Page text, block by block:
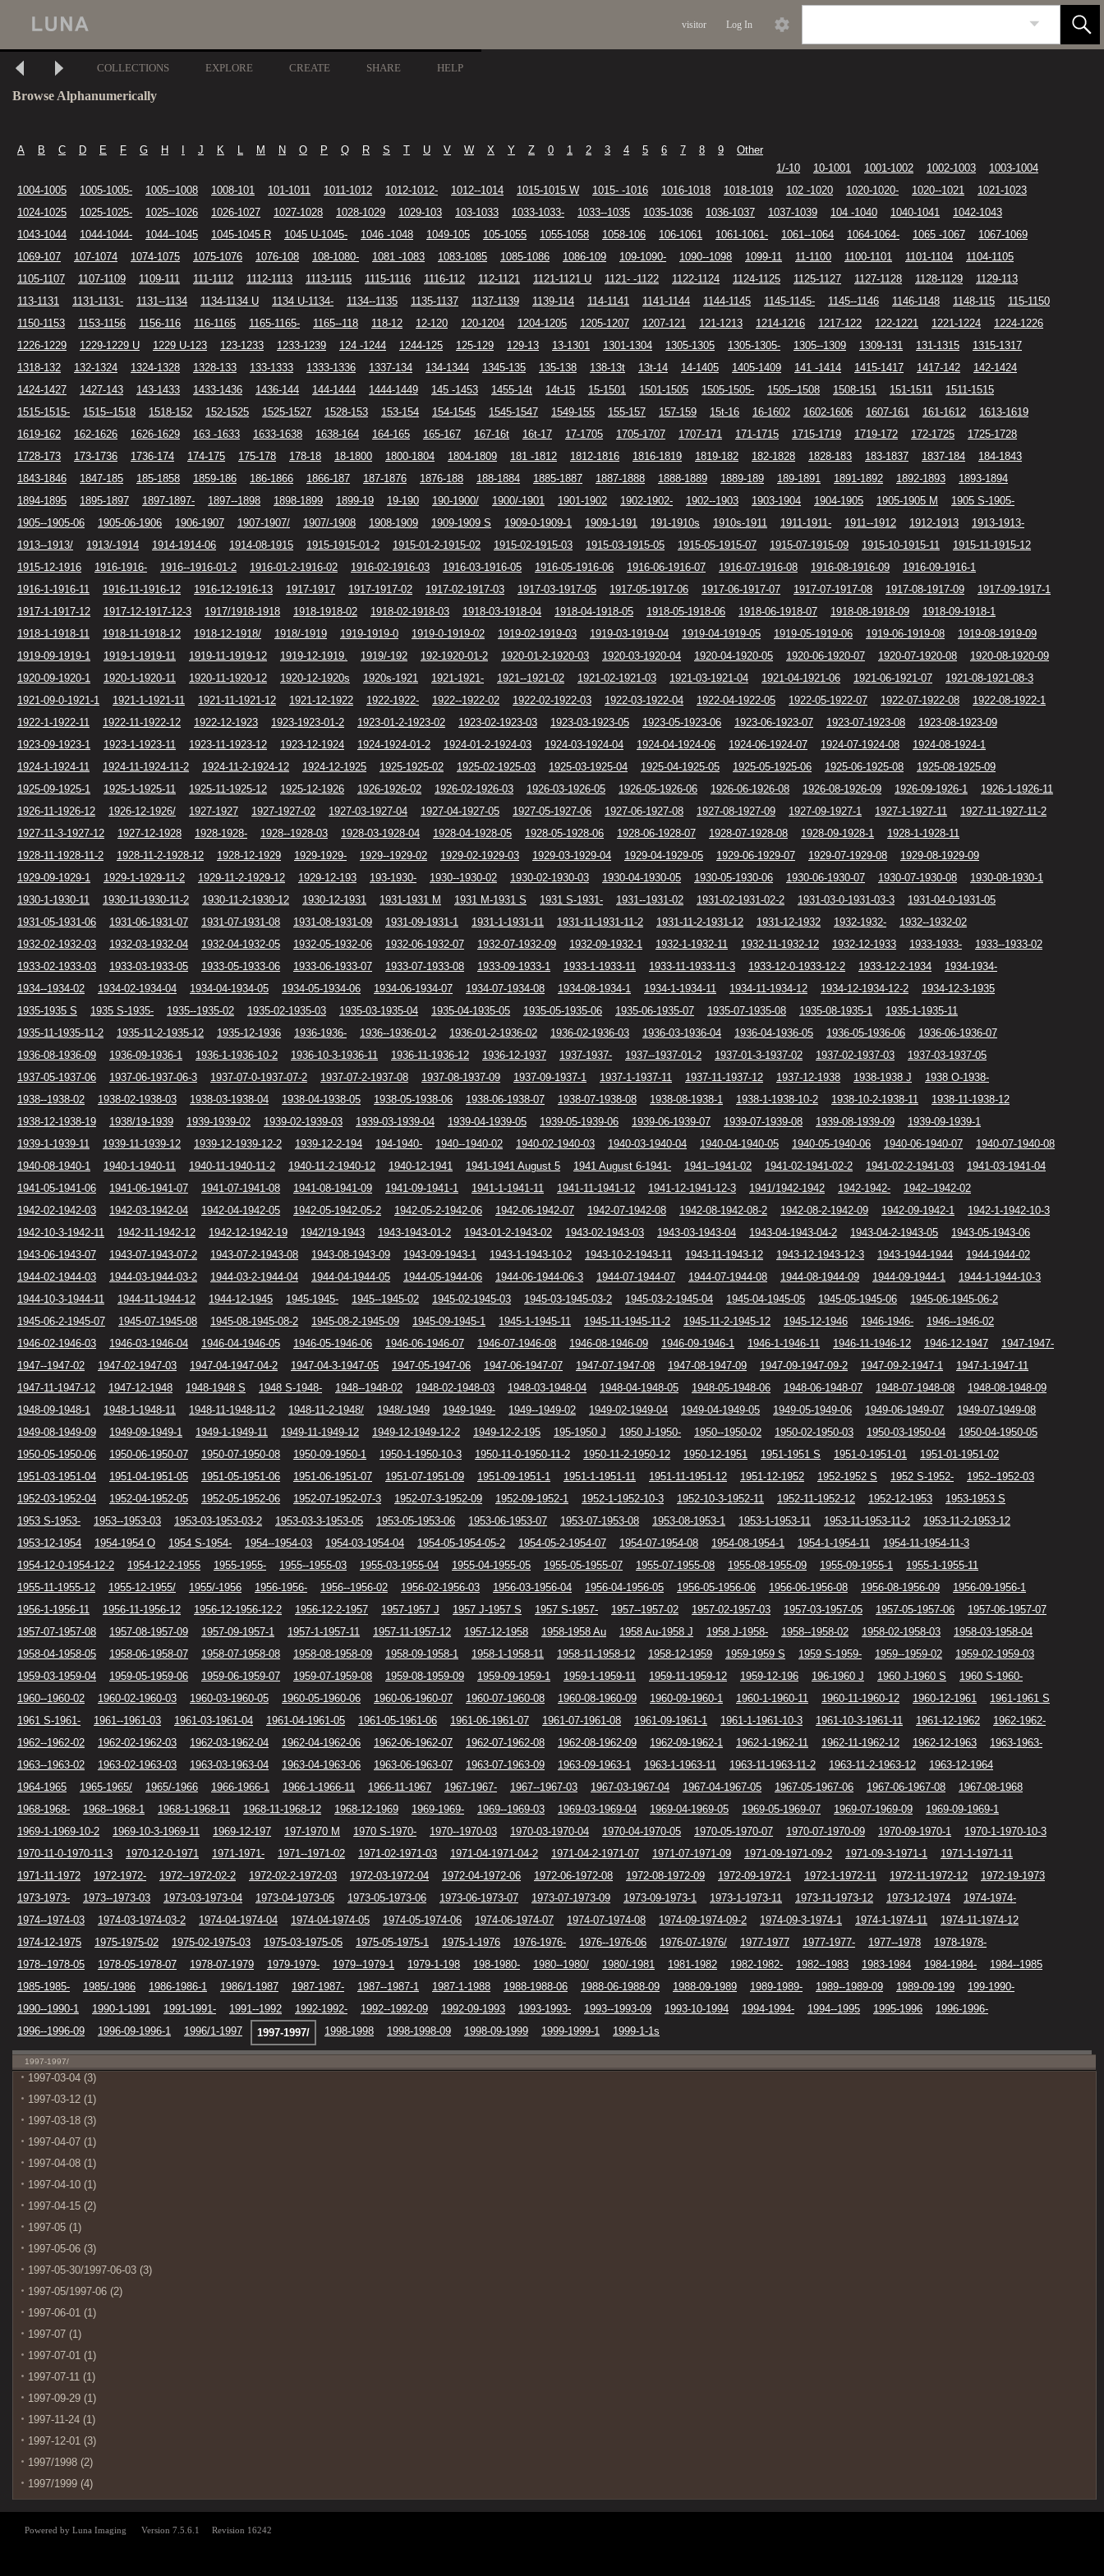
visitor Log In
COLLECTIONS EXPLORE CREATE SHARE HELP
Browse Alphanumerically
A B C D E F G H J K L M N O P Q R S T U V W X Y Z 0 1 2 3 4 5 6 7 8 9
Other
1/-10
10-1001 1001-1002 1002-1003
1003-1004
1004-1005
1005-1005- 1005--1008 1008-101 101-1011 1011-1012 1012-1012- 1012--1014 1015-1015 W 1015- -1016 1016-1018 1018-1019 102 -1020 1020-1020- 1020--1021
1021-1023
1024-1025
1025-1025- 1025--1026 1026-1027 1027-1028 1028-1029 1029-103 103-1033 1033-1033- 1033--1035 1035-1036 1036-1037 1037-1039 104 -1040 1040-1041
1042-1043
1043-1044
1044-1044- 1044--1045 1045-1045 R 1045 U-1045- 1046 -1048 1049-105 105-1055 1055-1058 1058-106 106-1061 1061-1061- 1061--1064 1064-1064- 1065 -1067
1067-1069
1069-107
107-1074 1074-1075 1075-1076 1076-108 108-1080- 1081 -1083 1083-1085 1085-1086 1086-109 109-1090- 1090--1098 1099-11 11-1100 1100-1101 1101-1104
1104-1105
1105-1107
1107-1109 1109-111 111-1112 1112-1113 1113-1115 1115-1116 1116-112 112-1121 1121-1121 U 1121- -1122 1122-1124 1124-1125 1125-1127 1127-1128 1128-1129
1129-113
113-1131
1131-1131- 1131--1134 1134-1134 U 1134 U-1134- 1134--1135 1135-1137 1137-1139 1139-114 114-1141 1141-1144 1144-1145 1145-1145- 1145--1146 1146-1148 1148-115
115-1150
1150-1153
1153-1156 1156-116 116-1165 1165-1165- 1165--118 118-12 12-120 120-1204 1204-1205 1205-1207 1207-121 121-1213 1214-1216 1217-122 122-1221 1221-1224
1224-1226
1226-1229
1229-1229 U 1229 U-123 123-1233 1233-1239 124 -1244 1244-125 125-129 129-13 13-1301 1301-1304 1305-1305 1305-1305- 1305--1309 1309-131 131-1315
1315-1317
1318-132
132-1324 1324-1328 1328-133 133-1333 1333-1336 1337-134 134-1344 1345-135 135-138 138-13t 13t-14 14-1405 1405-1409 141 -1414 1415-1417 1417-142
142-1424
1424-1427
1427-143 143-1433 1433-1436 1436-144 144-1444 1444-1449 145 -1453 1455-14t 14t-15 15-1501 1501-1505 1505-1505- 1505--1508 1508-151 151-1511
1511-1515
1515-1515-
1515--1518 1518-152 152-1525 1525-1527 1528-153 153-154 154-1545 1545-1547 1549-155 155-157 157-159 15t-16 16-1602 1602-1606 1607-161 161-1612
1613-1619
1619-162
162-1626 1626-1629 163 -1633 1633-1638 1638-164 164-165 165-167 167-16t 16t-17 17-1705 1705-1707 1707-171 171-1715 1715-1719 1719-172 172-1725
1725-1728
1728-173
173-1736 1736-174 174-175 175-178 178-18 18-1800 1800-1804 1804-1809 181 -1812 1812-1816 1816-1819 1819-182 182-1828 1828-183 183-1837 1837-184
184-1843
1843-1846
1847-185 185-1858 1859-186 186-1866 1866-187 187-1876 1876-188 188-1884 1885-1887 1887-1888 1888-1889 1889-189 189-1891 1891-1892 1892-1893
1893-1894
1894-1895
1895-1897 1897-1897- 1897--1898 1898-1899 1899-19 19-190 190-1900/ 1900/-1901 1901-1902 1902-1902- 1902--1903 1903-1904 1904-1905 1905-1905 M
1905 S-1905-
1905--1905-06
1905-06-1906 1906-1907 1907-1907/ 1907/-1908 1908-1909 1909-1909 S 1909-0-1909-1 1909-1-191 191-1910s 1910s-1911 1911-1911- 1911--1912 1912-1913
1913-1913-
1913--1913/
1913/-1914 1914-1914-06 1914-08-1915 1915-1915-01-2 1915-01-2-1915-02 1915-02-1915-03 1915-03-1915-05 1915-05-1915-07 1915-07-1915-09 1915-10-1915-11
1915-11-1915-12
1915-12-1916
1916-1916- 1916--1916-01-2 1916-01-2-1916-02 1916-02-1916-03 1916-03-1916-05 1916-05-1916-06 1916-06-1916-07 1916-07-1916-08 1916-08-1916-09
1916-09-1916-1
1916-1-1916-11
1916-11-1916-12 1916-12-1916-13 1917-1917 1917-1917-02 1917-02-1917-03 1917-03-1917-05 1917-05-1917-06 1917-06-1917-07 1917-07-1917-08 1917-08-1917-09
1917-09-1917-1
1917-1-1917-12
1917-12-1917-12-3 1917/1918-1918 1918-1918-02 1918-02-1918-03 1918-03-1918-04 1918-04-1918-05 1918-05-1918-06 1918-06-1918-07 1918-08-1918-09
1918-09-1918-1
1918-1-1918-11
1918-11-1918-12 1918-12-1918/ 1918/-1919 1919-1919-0 1919-0-1919-02 1919-02-1919-03 1919-03-1919-04 1919-04-1919-05 1919-05-1919-06 1919-06-1919-08
1919-08-1919-09
1919-09-1919-1
1919-1-1919-11 1919-11-1919-12 1919-12-1919. 1919/-192 192-1920-01-2 1920-01-2-1920-03 1920-03-1920-04 1920-04-1920-05 1920-06-1920-07 1920-07-1920-08
1920-08-1920-09
1920-09-1920-1
1920-1-1920-11 1920-11-1920-12 1920-12-1920s 1920s-1921 1921-1921- 1921--1921-02 1921-02-1921-03 1921-03-1921-04 1921-04-1921-06 1921-06-1921-07
1921-08-1921-08-3
1921-09-0-1921-1
1921-1-1921-11 1921-11-1921-12 1921-12-1922 1922-1922- 1922--1922-02 1922-02-1922-03 1922-03-1922-04 1922-04-1922-05 1922-05-1922-07 1922-07-1922-08
1922-08-1922-1
1922-1-1922-11
1922-11-1922-12 1922-12-1923 1923-1923-01-2 1923-01-2-1923-02 1923-02-1923-03 1923-03-1923-05 1923-05-1923-06 1923-06-1923-07 1923-07-1923-08
1923-08-1923-09
1923-09-1923-1
1923-1-1923-11 1923-11-1923-12 1923-12-1924 1924-1924-01-2 1924-01-2-1924-03 1924-03-1924-04 1924-04-1924-06 1924-06-1924-07 1924-07-1924-08
1924-08-1924-1
1924-1-1924-11
1924-11-1924-11-2 1924-11-2-1924-12 1924-12-1925 1925-1925-02 1925-02-1925-03 1925-03-1925-04 1925-04-1925-05 1925-05-1925-06 1925-06-1925-08
1925-08-1925-09
1925-09-1925-1
1925-1-1925-11 1925-11-1925-12 1925-12-1926 1926-1926-02 1926-02-1926-03 1926-03-1926-05 1926-05-1926-06 1926-06-1926-08 1926-08-1926-09 1926-09-1926-1
1926-1-1926-11
1926-11-1926-12
1926-12-1926/ 1927-1927 1927-1927-02 1927-03-1927-04 1927-04-1927-05 1927-05-1927-06 1927-06-1927-08 1927-08-1927-09 1927-09-1927-1 1927-1-1927-11
1927-11-1927-11-2
1927-11-3-1927-12
1927-12-1928 1928-1928- 1928--1928-03 1928-03-1928-04 1928-04-1928-05 1928-05-1928-06 1928-06-1928-07 1928-07-1928-08 1928-09-1928-1
1928-1-1928-11
1928-11-1928-11-2
1928-11-2-1928-12 1928-12-1929 1929-1929- 1929--1929-02 1929-02-1929-03 1929-03-1929-04 1929-04-1929-05 1929-06-1929-07 1929-07-1929-08
1929-08-1929-09
1929-09-1929-1
1929-1-1929-11-2 1929-11-2-1929-12 1929-12-193 193-1930- 1930--1930-02 1930-02-1930-03 1930-04-1930-05 1930-05-1930-06 1930-06-1930-07 1930-07-1930-08
1930-08-1930-1
1930-1-1930-11
1930-11-1930-11-2 1930-11-2-1930-12 1930-12-1931 1931-1931 M 1931 M-1931 S 1931 S-1931- 1931--1931-02 1931-02-1931-02-2 1931-03-0-1931-03-3
1931-04-0-1931-05
1931-05-1931-06
1931-06-1931-07 1931-07-1931-08 1931-08-1931-09 1931-09-1931-1 1931-1-1931-11 1931-11-1931-11-2 1931-11-2-1931-12 1931-12-1932 1932-1932-
1932--1932-02
1932-02-1932-03
1932-03-1932-04 1932-04-1932-05 1932-05-1932-06 1932-06-1932-07 1932-07-1932-09 1932-09-1932-1 1932-1-1932-11 1932-11-1932-12 1932-12-1933 1933-1933-
1933--1933-02
1933-02-1933-03
1933-03-1933-05 1933-05-1933-06 1933-06-1933-07 1933-07-1933-08 1933-09-1933-1 1933-1-1933-11 1933-11-1933-11-3 1933-12-0-1933-12-2 1933-12-2-1934
1934-1934-
1934--1934-02
1934-02-1934-04 1934-04-1934-05 1934-05-1934-06 1934-06-1934-07 1934-07-1934-08 1934-08-1934-1 1934-1-1934-11 1934-11-1934-12 1934-12-1934-12-2
1934-12-3-1935
1935-1935 S
1935 S-1935- 1935--1935-02 1935-02-1935-03 1935-03-1935-04 1935-04-1935-05 1935-05-1935-06 1935-06-1935-07 1935-07-1935-08 1935-08-1935-1
1935-1-1935-11
1935-11-1935-11-2
1935-11-2-1935-12 1935-12-1936 1936-1936- 1936--1936-01-2 1936-01-2-1936-02 1936-02-1936-03 1936-03-1936-04 1936-04-1936-05 1936-05-1936-06
1936-06-1936-07
1936-08-1936-09
1936-09-1936-1 1936-1-1936-10-2 1936-10-3-1936-11 1936-11-1936-12 1936-12-1937 1937-1937- 1937--1937-01-2 1937-01-3-1937-02 1937-02-1937-03
1937-03-1937-05
1937-05-1937-06
1937-06-1937-06-3 1937-07-0-1937-07-2 1937-07-2-1937-08 1937-08-1937-09 1937-09-1937-1 1937-1-1937-11 1937-11-1937-12 1937-12-1938 1938-1938 J
1938 O-1938-
1938--1938-02
1938-02-1938-03 1938-03-1938-04 1938-04-1938-05 1938-05-1938-06 1938-06-1938-07 1938-07-1938-08 1938-08-1938-1 1938-1-1938-10-2 1938-10-2-1938-11
1938-11-1938-12
1938-12-1938-19
1938/19-1939 1939-1939-02 1939-02-1939-03 1939-03-1939-04 1939-04-1939-05 1939-05-1939-06 1939-06-1939-07 1939-07-1939-08 1939-08-1939-09
1939-09-1939-1
1939-1-1939-11
1939-11-1939-12 1939-12-1939-12-2 1939-12-2-194 194-1940- 1940--1940-02 1940-02-1940-03 1940-03-1940-04 1940-04-1940-05 1940-05-1940-06 1940-06-1940-07
1940-07-1940-08
1940-08-1940-1
1940-1-1940-11 1940-11-1940-11-2 1940-11-2-1940-12 1940-12-1941 1941-1941 August 5 1941 August 6-1941- 1941--1941-02 1941-02-1941-02-2 1941-02-2-1941-03
1941-03-1941-04
1941-05-1941-06
1941-06-1941-07 1941-07-1941-08 1941-08-1941-09 1941-09-1941-1 1941-1-1941-11 1941-11-1941-12 1941-12-1941-12-3 1941/1942-1942 1942-1942-
1942--1942-02
1942-02-1942-03
1942-03-1942-04 1942-04-1942-05 1942-05-1942-05-2 1942-05-2-1942-06 1942-06-1942-07 1942-07-1942-08 1942-08-1942-08-2 1942-08-2-1942-09 1942-09-1942-1
1942-1-1942-10-3
1942-10-3-1942-11
1942-11-1942-12 1942-12-1942-19 1942/19-1943 1943-1943-01-2 1943-01-2-1943-02 1943-02-1943-03 1943-03-1943-04 1943-04-1943-04-2 1943-04-2-1943-05
1943-05-1943-06
1943-06-1943-07
1943-07-1943-07-2 1943-07-2-1943-08 1943-08-1943-09 1943-09-1943-1 1943-1-1943-10-2 1943-10-2-1943-11 1943-11-1943-12 1943-12-1943-12-3 1943-1944-1944
1944-1944-02
1944-02-1944-03
1944-03-1944-03-2 1944-03-2-1944-04 1944-04-1944-05 1944-05-1944-06 1944-06-1944-06-3 1944-07-1944-07 1944-07-1944-08 1944-08-1944-09 1944-09-1944-1
1944-1-1944-10-3
1944-10-3-1944-11
1944-11-1944-12 1944-12-1945 1945-1945- 1945--1945-02 1945-02-1945-03 1945-03-1945-03-2 1945-03-2-1945-04 1945-04-1945-05 1945-05-1945-06
1945-06-1945-06-2
1945-06-2-1945-07
1945-07-1945-08 1945-08-1945-08-2 1945-08-2-1945-09 1945-09-1945-1 1945-1-1945-11 1945-11-1945-11-2 1945-11-2-1945-12 1945-12-1946 1946-1946-
1946--1946-02
1946-02-1946-03
1946-03-1946-04 1946-04-1946-05 1946-05-1946-06 1946-06-1946-07 1946-07-1946-08 1946-08-1946-09 1946-09-1946-1 1946-1-1946-11 1946-11-1946-12 1946-12-1947
1947-1947-
1947--1947-02
1947-02-1947-03 1947-04-1947-04-2 1947-04-3-1947-05 1947-05-1947-06 1947-06-1947-07 1947-07-1947-08 1947-08-1947-09 1947-09-1947-09-2 1947-09-2-1947-1
1947-1-1947-11
1947-11-1947-12
1947-12-1948 1948-1948 S 1948 S-1948- 1948--1948-02 1948-02-1948-03 1948-03-1948-04 1948-04-1948-05 1948-05-1948-06 1948-06-1948-07 1948-07-1948-08
1948-08-1948-09
1948-09-1948-1
1948-1-1948-11 1948-11-1948-11-2 1948-11-2-1948/ 1948/-1949 1949-1949- 1949--1949-02 1949-02-1949-04 1949-04-1949-05 1949-05-1949-06 1949-06-1949-07
1949-07-1949-08
1949-08-1949-09
1949-09-1949-1 1949-1-1949-11 1949-11-1949-12 1949-12-1949-12-2 1949-12-2-195 195-1950 J 1950 J-1950- 1950--1950-02 1950-02-1950-03 1950-03-1950-04
1950-04-1950-05
1950-05-1950-06
1950-06-1950-07 1950-07-1950-08 1950-09-1950-1 1950-1-1950-10-3 1950-11-0-1950-11-2 1950-11-2-1950-12 1950-12-1951 1951-1951 S 1951-0-1951-01
1951-01-1951-02
1951-03-1951-04
1951-04-1951-05 1951-05-1951-06 1951-06-1951-07 1951-07-1951-09 1951-09-1951-1 1951-1-1951-11 1951-11-1951-12 1951-12-1952 1952-1952 S 1952 S-1952-
1952--1952-03
1952-03-1952-04
1952-04-1952-05 1952-05-1952-06 1952-07-1952-07-3 1952-07-3-1952-09 1952-09-1952-1 1952-1-1952-10-3 1952-10-3-1952-11 1952-11-1952-12 1952-12-1953
1953-1953 S
1953 S-1953-
1953--1953-03 1953-03-1953-03-2 1953-03-3-1953-05 1953-05-1953-06 1953-06-1953-07 1953-07-1953-08 1953-08-1953-1 1953-1-1953-11 1953-11-1953-11-2
1953-11-2-1953-12
1953-12-1954
1954-1954 O 1954 S-1954- 1954--1954-03 1954-03-1954-04 1954-05-1954-05-2 1954-05-2-1954-07 1954-07-1954-08 1954-08-1954-1 1954-1-1954-11
1954-11-1954-11-3
1954-12-0-1954-12-2
1954-12-2-1955 1955-1955- 1955--1955-03 1955-03-1955-04 1955-04-1955-05 1955-05-1955-07 1955-07-1955-08 1955-08-1955-09 1955-09-1955-1
1955-1-1955-11
1955-11-1955-12
1955-12-1955/ 1955/-1956 1956-1956- 1956--1956-02 1956-02-1956-03 1956-03-1956-04 1956-04-1956-05 1956-05-1956-06 1956-06-1956-08 1956-08-1956-09
1956-09-1956-1
1956-1-1956-11
1956-11-1956-12 1956-12-1956-12-2 1956-12-2-1957 1957-1957 J 1957 J-1957 S 1957 S-1957- 1957--1957-02 1957-02-1957-03 1957-03-1957-05 1957-05-1957-06
1957-06-1957-07
1957-07-1957-08
1957-08-1957-09 1957-09-1957-1 1957-1-1957-11 1957-11-1957-12 1957-12-1958 1958-1958 Au 1958 Au-1958 J 1958 J-1958- 1958--1958-02 1958-02-1958-03
1958-03-1958-04
1958-04-1958-05
1958-06-1958-07 1958-07-1958-08 1958-08-1958-09 1958-09-1958-1 1958-1-1958-11 1958-11-1958-12 1958-12-1959 1959-1959 S 1959 S-1959- 1959--1959-02
1959-02-1959-03
1959-03-1959-04
1959-05-1959-06 1959-06-1959-07 1959-07-1959-08 1959-08-1959-09 1959-09-1959-1 1959-1-1959-11 1959-11-1959-12 1959-12-196 196-1960 J 1960 J-1960 S
1960 S-1960-
1960--1960-02
1960-02-1960-03 1960-03-1960-05 1960-05-1960-06 1960-06-1960-07 1960-07-1960-08 1960-08-1960-09 1960-09-1960-1 1960-1-1960-11 1960-11-1960-12 1960-12-1961
1961-1961 S
1961 S-1961-
1961--1961-03 1961-03-1961-04 1961-04-1961-05 1961-05-1961-06 1961-06-1961-07 1961-07-1961-08 1961-09-1961-1 1961-1-1961-10-3 1961-10-3-1961-11 1961-12-1962
1962-1962-
1962--1962-02
1962-02-1962-03 1962-03-1962-04 1962-04-1962-06 1962-06-1962-07 1962-07-1962-08 1962-08-1962-09 1962-09-1962-1 1962-1-1962-11 1962-11-1962-12 1962-12-1963
1963-1963-
1963--1963-02
1963-02-1963-03 1963-03-1963-04 1963-04-1963-06 1963-06-1963-07 1963-07-1963-09 1963-09-1963-1 1963-1-1963-11 1963-11-1963-11-2 1963-11-2-1963-12
1963-12-1964
1964-1965
1965-1965/ 1965/-1966 1966-1966-1 1966-1-1966-11 1966-11-1967 1967-1967- 1967--1967-03 1967-03-1967-04 1967-04-1967-05 1967-05-1967-06 1967-06-1967-08
1967-08-1968
1968-1968-
1968--1968-1 1968-1-1968-11 1968-11-1968-12 1968-12-1969 1969-1969- 1969--1969-03 1969-03-1969-04 1969-04-1969-05 1969-05-1969-07 1969-07-1969-09
1969-09-1969-1
1969-1-1969-10-2
1969-10-3-1969-11 1969-12-197 197-1970 M 1970 S-1970- 1970--1970-03 1970-03-1970-04 1970-04-1970-05 1970-05-1970-07 1970-07-1970-09 1970-09-1970-1
1970-1-1970-10-3
1970-11-0-1970-11-3
1970-12-0-1971 1971-1971- 1971--1971-02 1971-02-1971-03 1971-04-1971-04-2 1971-04-2-1971-07 1971-07-1971-09 1971-09-1971-09-2 1971-09-3-1971-1
1971-1-1971-11
1971-11-1972
1972-1972- 1972--1972-02-2 1972-02-2-1972-03 1972-03-1972-04 1972-04-1972-06 1972-06-1972-08 1972-08-1972-09 1972-09-1972-1 1972-1-1972-11 1972-11-1972-12
1972-19-1973
1973-1973-
1973--1973-03 1973-03-1973-04 1973-04-1973-05 1973-05-1973-06 1973-06-1973-07 1973-07-1973-09 1973-09-1973-1 1973-1-1973-11 1973-11-1973-12 1973-12-1974
1974-1974-
1974--1974-03
1974-03-1974-03-2 1974-04-1974-04 1974-04-1974-05 1974-05-1974-06 1974-06-1974-07 1974-07-1974-08 1974-09-1974-09-2 1974-09-3-1974-1 1974-1-1974-11
1974-11-1974-12
1974-12-1975
1975-1975-02 1975-02-1975-03 1975-03-1975-05 1975-05-1975-1 1975-1-1976 1976-1976- 1976--1976-06 1976-07-1976/ 1977-1977 1977-1977- 1977--1978
1978-1978-
1978--1978-05
1978-05-1978-07 1978-07-1979 1979-1979- 1979--1979-1 1979-1-198 198-1980- 1980--1980/ 1980/-1981 1981-1982 1982-1982- 1982--1983 1983-1984 1984-1984-
1984--1985
1985-1985-
1985/-1986 1986-1986-1 1986/1-1987 1987-1987- 1987--1987-1 1987-1-1988 1988-1988-06 1988-06-1988-09 1988-09-1989 1989-1989- 1989--1989-09 1989-09-199
199-1990-
1990--1990-1
1990-1-1991 1991-1991- 1991--1992 1992-1992- 1992--1992-09 1992-09-1993 1993-1993- 1993--1993-09 1993-10-1994 1994-1994- 1994--1995 1995-1996
1996-1996-
1996--1996-09
1996-09-1996-1 1996/1-1997 1997-1997/ 1998-1998 1998-1998-09 1998-09-1999 1999-1999-1 1999-1-1s
1997-1997/
1997-03-04 (3)
1997-03-12 (1)
1997-03-18 (3)
1997-04-07 (1)
1997-04-08 (1)
1997-04-10 (1)
1997-04-15 (2)
1997-05 (1)
1997-05-06 (3)
1997-05-30/1997-06-03 (3)
1997-05/1997-06 (2)
1997-06-01 (1)
1997-07 (1)
1997-07-01 (1)
1997-07-11 (1)
1997-09-29 (1)
1997-11-24 (1)
1997-12-01 (3)
1997/1998 (2)
1997/1999 (4)